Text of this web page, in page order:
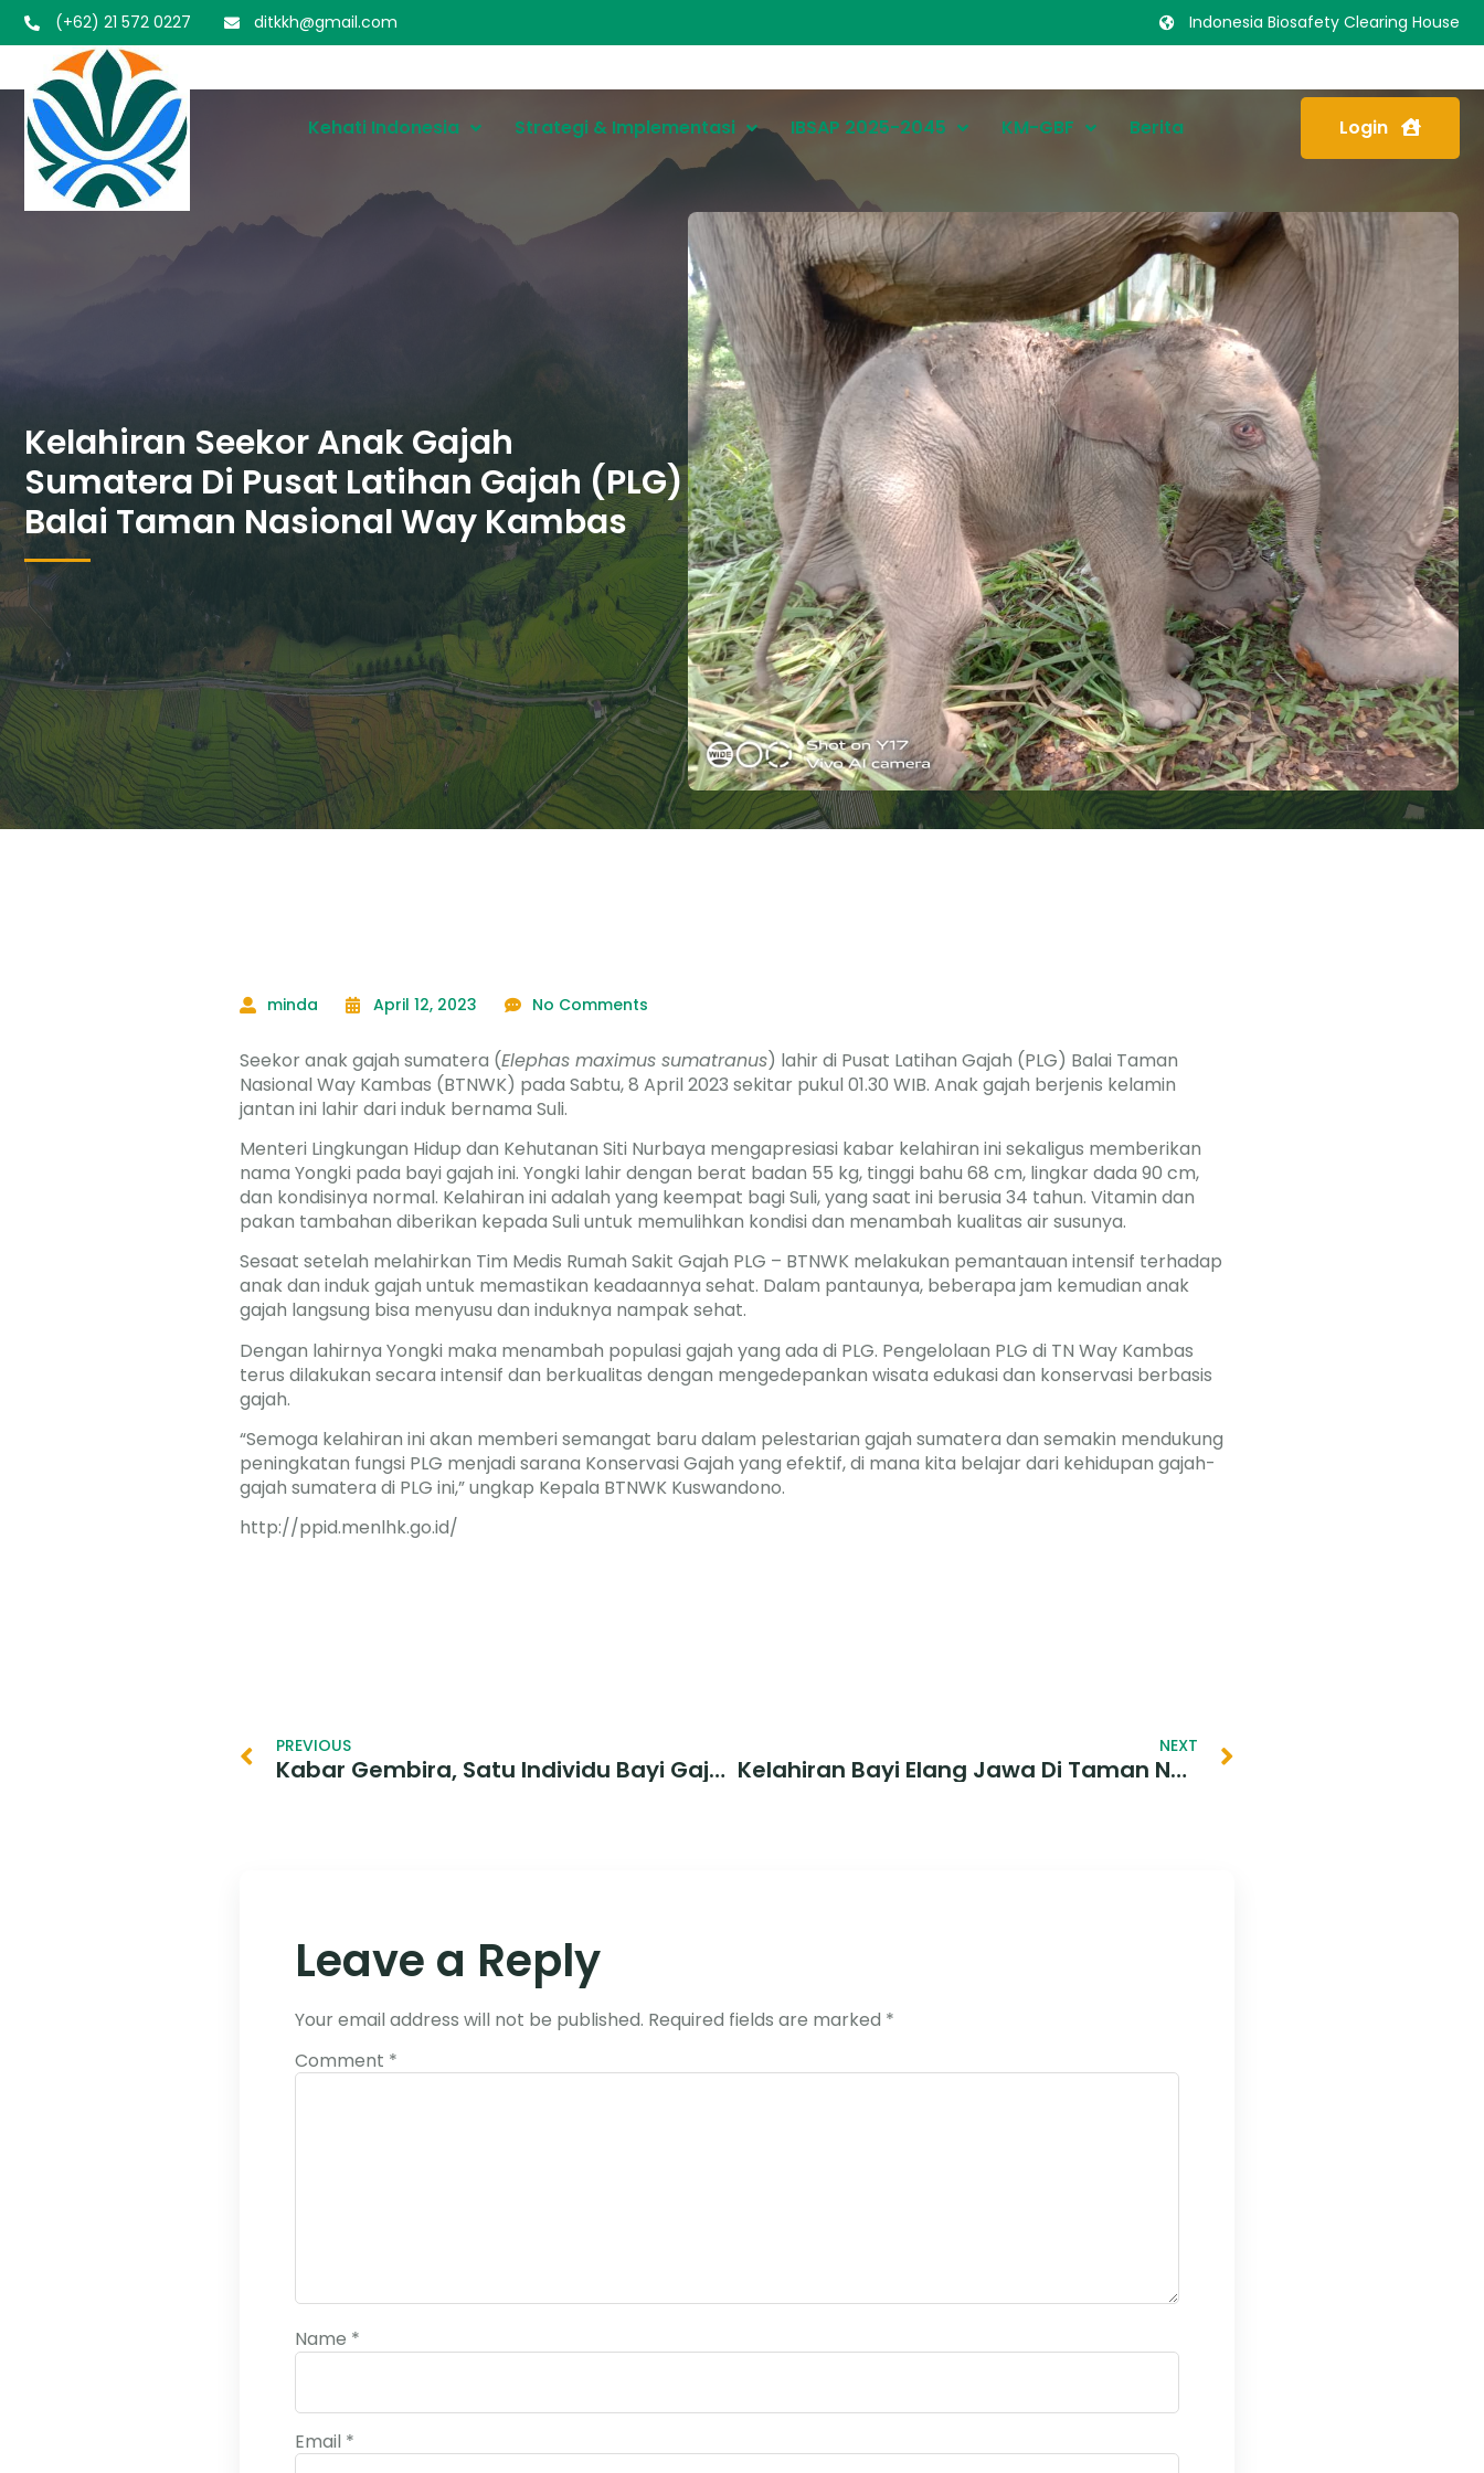
(+62) 21 572 0227 ditkkh@gmail.com Indonesia Biosafety Clearing House
Kehati Indonesia Strategi & Implementasi IBSAP 2025-2045 KM-GBF Berita Login
Kelahiran Seekor Anak Gajah
Sumatera Di Pusat Latihan Gajah (PLG)
Balai Taman Nasional Way Kambas
minda April 12, 2023 No Comments
Seekor anak gajah sumatera (Elephas maximus sumatranus) lahir di Pusat Latihan Gajah (PLG) Balai Taman
Nasional Way Kambas (BTNWK) pada Sabtu, 8 April 2023 sekitar pukul 01.30 WIB. Anak gajah berjenis kelamin
jantan ini lahir dari induk bernama Suli.
Menteri Lingkungan Hidup dan Kehutanan Siti Nurbaya mengapresiasi kabar kelahiran ini sekaligus memberikan
nama Yongki pada bayi gajah ini. Yongki lahir dengan berat badan 55 kg, tinggi bahu 68 cm, lingkar dada 90 cm,
dan kondisinya normal. Kelahiran ini adalah yang keempat bagi Suli, yang saat ini berusia 34 tahun. Vitamin dan
pakan tambahan diberikan kepada Suli untuk memulihkan kondisi dan menambah kualitas air susunya.
Sesaat setelah melahirkan Tim Medis Rumah Sakit Gajah PLG – BTNWK melakukan pemantauan intensif terhadap
anak dan induk gajah untuk memastikan keadaannya sehat. Dalam pantaunya, beberapa jam kemudian anak
gajah langsung bisa menyusu dan induknya nampak sehat.
Dengan lahirnya Yongki maka menambah populasi gajah yang ada di PLG. Pengelolaan PLG di TN Way Kambas
terus dilakukan secara intensif dan berkualitas dengan mengedepankan wisata edukasi dan konservasi berbasis
gajah.
“Semoga kelahiran ini akan memberi semangat baru dalam pelestarian gajah sumatera dan semakin mendukung
peningkatan fungsi PLG menjadi sarana Konservasi Gajah yang efektif, di mana kita belajar dari kehidupan gajah-
gajah sumatera di PLG ini,” ungkap Kepala BTNWK Kuswandono.
http://ppid.menlhk.go.id/
PREVIOUS
Kabar Gembira, Satu Individu Bayi Gajah Lahir Di Pelalawan
NEXT
Kelahiran Bayi Elang Jawa Di Taman Nasional Gunung Halimun Salak
Leave a Reply
Your email address will not be published. Required fields are marked *
Comment *
Name *
Email *